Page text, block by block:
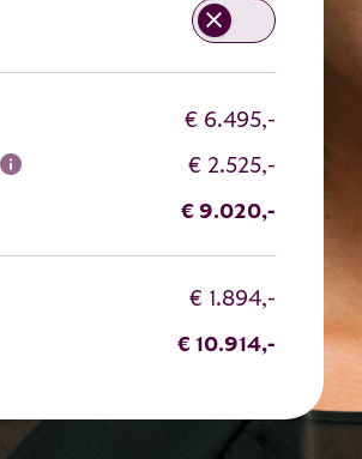
€ 6.495,-
€ 2.525,-
€ 9.020,-
€ 1.894,-
€ 10.914,-